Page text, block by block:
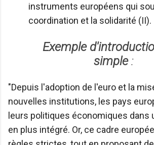
instruments européens qui
coordination et la solidarité (II).
Exemple
simple:
"Depuis l'adoption de l'euro et la
nouvelles institutions, les pays
leurs politiques économiques dans
en plus intégré. Or, ce cadre